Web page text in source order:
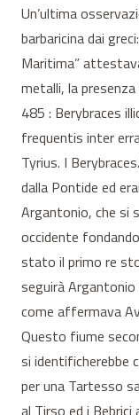
Un’ultima
barbaricina dai
Maritima”
metalli, la
485 : Berybraces
frequentis inter
Tyrius. I
dalla Pontide ed
Argantonio, che si
occidente
stato il primo re
seguirà
come affermava
Questo fiume
si identificherebbe
per una Tartesso
al Tirso ed i